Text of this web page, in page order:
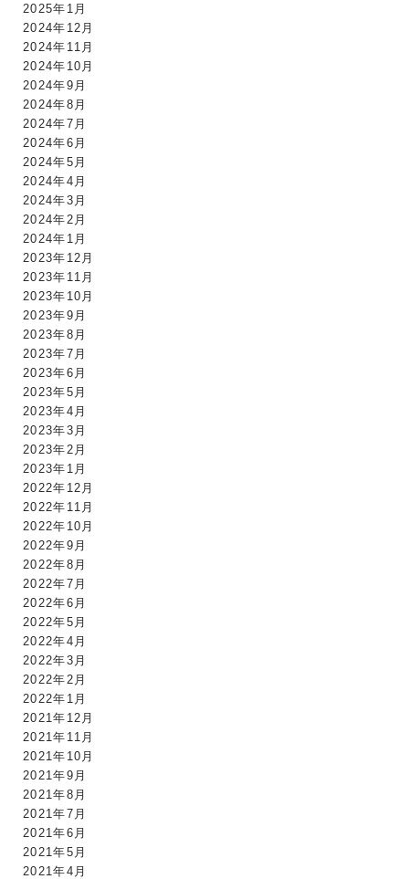
2025年1月
2024年12月
2024年11月
2024年10月
2024年9月
2024年8月
2024年7月
2024年6月
2024年5月
2024年4月
2024年3月
2024年2月
2024年1月
2023年12月
2023年11月
2023年10月
2023年9月
2023年8月
2023年7月
2023年6月
2023年5月
2023年4月
2023年3月
2023年2月
2023年1月
2022年12月
2022年11月
2022年10月
2022年9月
2022年8月
2022年7月
2022年6月
2022年5月
2022年4月
2022年3月
2022年2月
2022年1月
2021年12月
2021年11月
2021年10月
2021年9月
2021年8月
2021年7月
2021年6月
2021年5月
2021年4月